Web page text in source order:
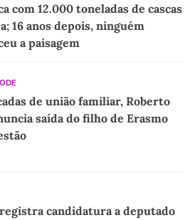
com 12.000 toneladas de cascas
16 anos depois, ninguém
a paisagem
de união familiar, Roberto
saída do filho de Erasmo
candidatura a deputado